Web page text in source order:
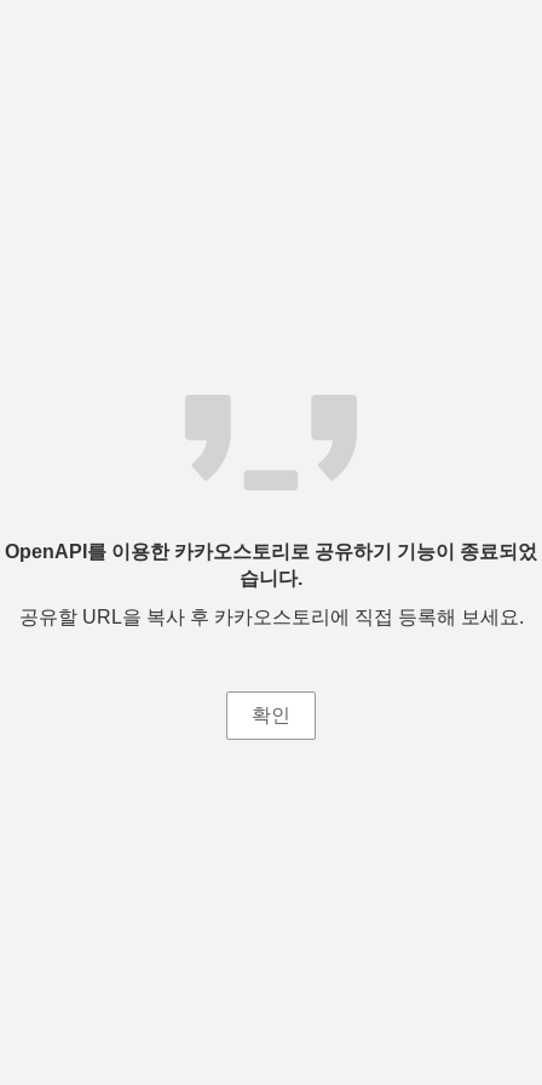
OpenAPI를 이용한 카카오스토리로 공유하기 기능이 종료되었
습니다.
공유할 URL을 복사 후 카카오스토리에 직접 등록해 보세요.
확인